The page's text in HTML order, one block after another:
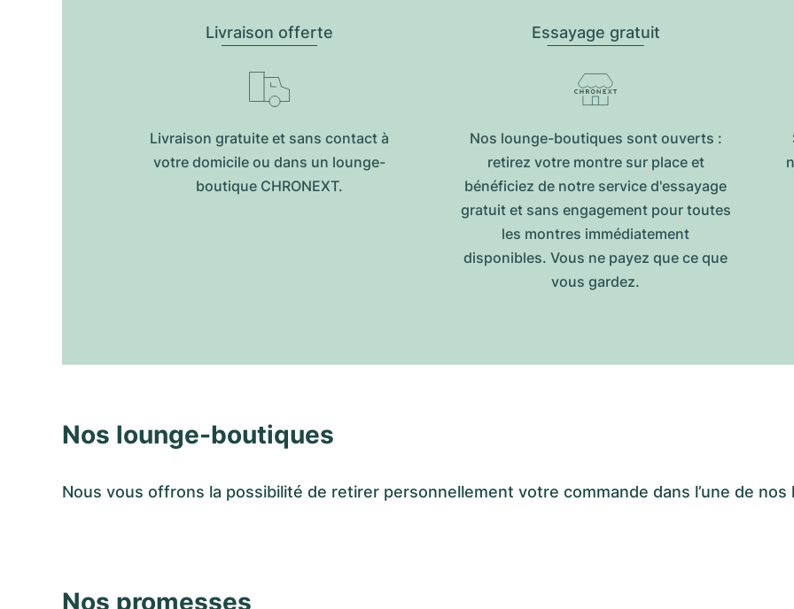
Livraison offerte
Livraison gratuite et sans contact à
votre domicile ou dans un lounge-
boutique CHRONEXT.
Essayage gratuit
Nos lounge-boutiques sont ouverts :
retirez votre montre sur place et
bénéficiez de notre service d'essayage
gratuit et sans engagement pour toutes
les montres immédiatement
disponibles. Vous ne payez que ce que
vous gardez.
Nos lounge-boutiques
Nous vous offrons la possibilité de retirer personnellement votre commande dans l’une de nos
Nos promesses